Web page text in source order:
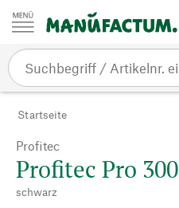
Zum Inhalt springen
Startseite
Profitec
Profitec Pro 300
schwarz